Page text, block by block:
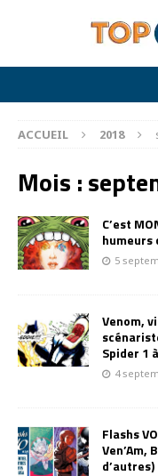
ACCUEIL 2018
Mois :
C’est
humeurs
5
Venom,
Spider 1
4
Flashs
Ven’Am,
d’autres)